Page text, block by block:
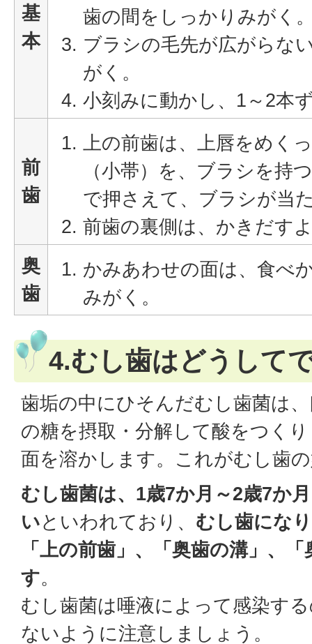
基
本
歯の間をしっかりみがく
ブラシの毛先が広がらな
がく。
小刻みに動かし、1～2本
前
歯
上の前歯は、上唇をめく
（小帯）を、ブラシを持
で押さえて、ブラシが当
前歯の裏側は、かきだす
奥
歯
かみあわせの面は、食べ
みがく。
4.むし歯はどうして
歯垢の中にひそんだむし歯菌は
の糖を摂取・分解して酸をつく
面を溶かします。これがむし歯
むし歯菌は、1歳7か月～2歳7か
いといわれており、 むし歯にな
「上の前歯」、「奥歯の溝」、
す。
むし歯菌は唾液によって感染す
ないように注意しましょう。